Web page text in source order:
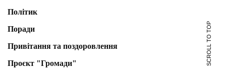
Політик
Поради
Привітання та поздоровлення
Проєкт "Громади"
SCROLL TO TOP